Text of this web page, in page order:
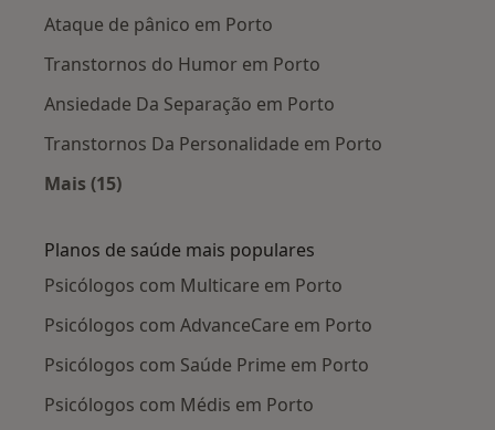
Ataque de pânico em Porto
Transtornos do Humor em Porto
Ansiedade Da Separação em Porto
Transtornos Da Personalidade em Porto
Mais (15)
Planos de saúde mais populares
Psicólogos com Multicare em Porto
Psicólogos com AdvanceCare em Porto
Psicólogos com Saúde Prime em Porto
Psicólogos com Médis em Porto